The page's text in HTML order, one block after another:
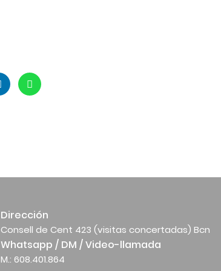
Dirección
Consell de Cent 423 (visitas concertadas) Bcn
Whatsapp / DM / Video-llamada
M.: 608.401.864